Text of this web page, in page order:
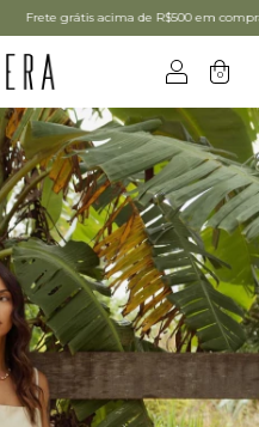
Frete grátis acima de R$500 em compras!
0